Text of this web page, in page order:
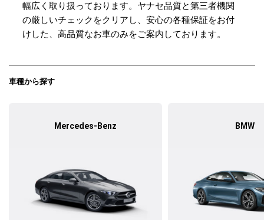
幅広く取り扱っております。ヤナセ品質と第三者機関
の厳しいチェックをクリアし、安心の各種保証をお付
けした、高品質なお車のみをご案内しております。
車種から探す
Mercedes-Benz BMW